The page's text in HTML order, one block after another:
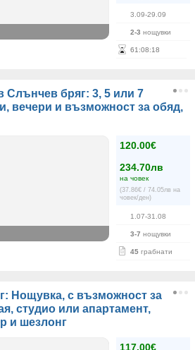
3.09-29.09
2-3 нощувки
61 :08:18
Слънчев бряг: 3, 5 или 7
вечери и възможност за обяд,
120.00€
234.70лв
на човек
(37.86€ / 74.05лв на
човек/ден)
1.07-31.08
3-7 нощувки
45 грабнати
Нощувка, с възможност за
студио или апартамент,
и шезлонг
117.00€